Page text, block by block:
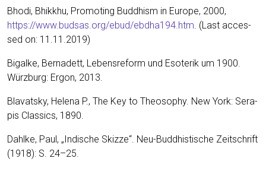
Bho­di, Bhikkhu, Pro­mo­ting Bud­dhism in Euro­pe, 2000,
https://www.budsas.org/ebud/ebdha194.htm. (Last acces­
sed on: 11.11.2019)
Bigal­ke, Ber­na­dett, Lebens­re­form und Eso­te­rik um 1900.
Würz­burg: Ergon, 2013.
Blava­ts­ky, Hele­na P., The Key to Theo­so­phy. New York: Sera­
pis Clas­sics, 1890.
Dah­l­ke, Paul, „Indi­sche Skiz­ze“. Neu-Bud­dhis­ti­sche Zeit­schrift
(1918): S. 24–25.